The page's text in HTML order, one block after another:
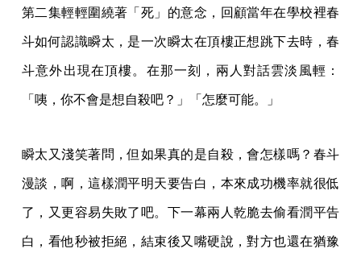
第二集輕輕圍繞著「死」的意念，回顧當年在學校裡春
斗如何認識瞬太，是一次瞬太在頂樓正想跳下去時，春
斗意外出現在頂樓。在那一刻，兩人對話雲淡風輕：
「咦，你不會是想自殺吧？」「怎麼可能。」
瞬太又淺笑著問，但如果真的是自殺，會怎樣嗎？春斗
漫談，啊，這樣潤平明天要告白，本來成功機率就很低
了，又更容易失敗了吧。下一幕兩人乾脆去偷看潤平告
白，看他秒被拒絕，結束後又嘴硬說，對方也還在猶豫